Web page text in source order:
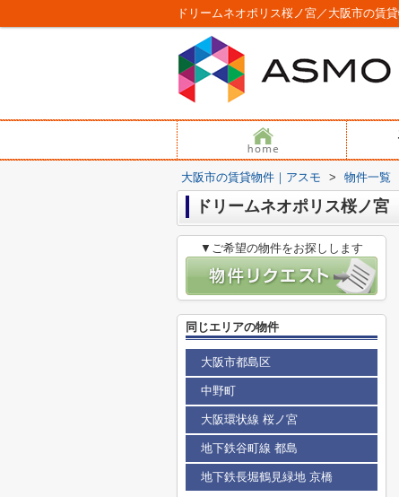
ドリームネオポリス桜ノ宮／大阪市の賃
大阪市の賃貸物件｜アスモ > 物件一覧
ドリームネオポリス桜ノ宮
▼ご希望の物件をお探しします
同じエリアの物件
大阪市都島区
中野町
大阪環状線 桜ノ宮
地下鉄谷町線 都島
地下鉄長堀鶴見緑地 京橋